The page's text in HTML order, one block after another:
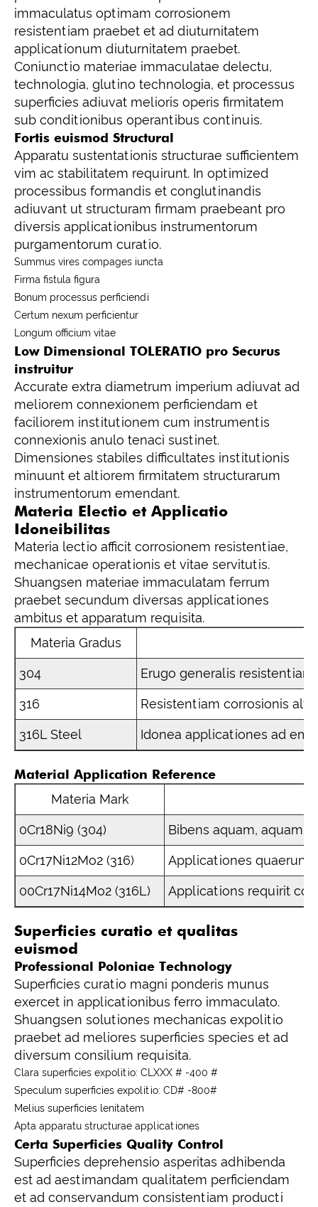
immaculatus optimam corrosionem
resistentiam praebet et ad diuturnitatem
applicationum diuturnitatem praebet.
Coniunctio materiae immaculatae delectu,
technologia, glutino technologia, et processus
superficies adiuvat melioris operis firmitatem
sub conditionibus operantibus continuis.
Fortis euismod Structural
Apparatu sustentationis structurae sufficientem
vim ac stabilitatem requirunt. In optimized
processibus formandis et conglutinandis
adiuvant ut structuram firmam praebeant pro
diversis applicationibus instrumentorum
purgamentorum curatio.
Summus vires compages iuncta
Firma fistula figura
Bonum processus perficiendi
Certum nexum perficientur
Longum officium vitae
Low Dimensional TOLERATIO pro Securus
instruitur
Accurate extra diametrum imperium adiuvat ad
meliorem connexionem perficiendam et
faciliorem institutionem cum instrumentis
connexionis anulo tenaci sustinet.
Dimensiones stabiles difficultates institutionis
minuunt et altiorem firmitatem structurarum
instrumentorum emendant.
Materia Electio et Applicatio
Idoneibilitas
Materia lectio afficit corrosionem resistentiae,
mechanicae operationis et vitae servitutis.
Shuangsen materiae immaculatam ferrum
praebet secundum diversas applicationes
ambitus et apparatum requisita.
Materia Gradus
304 Erugo generalis
316 Resistentiam corrosionis
316L Steel Idonea applicationes ad
Material Application Reference
Materia Mark
0Cr18Ni9 (304) Bibens aquam, aquam
0Cr17Ni12Mo2 (316) Applicationes quaerunt
00Cr17Ni14Mo2 (316L) Applications requirit
Superficies curatio et qualitas
euismod
Professional Poloniae Technology
Superficies curatio magni ponderis munus
exercet in applicationibus ferro immaculato.
Shuangsen solutiones mechanicas expolitio
praebet ad meliores superficies species et ad
diversum consilium requisita.
Clara superficies expolitio: CLXXX # -400 #
Speculum superficies expolitio: CD# -800#
Melius superficies lenitatem
Apta apparatu structurae applicationes
Certa Superficies Quality Control
Superficies deprehensio asperitas adhibenda
est ad aestimandam qualitatem perficiendam
et ad conservandum consistentiam producti